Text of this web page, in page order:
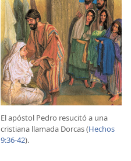
El apóstol Pedro resucitó a una
cristiana llamada Dorcas (Hechos
9:36-42).